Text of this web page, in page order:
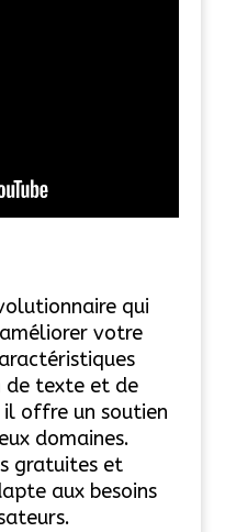
qui
votre
de texte et de
offre un soutien
domaines.
gratuites et
aux besoins